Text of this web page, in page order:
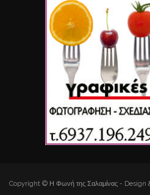
Copyright © Η Φωνή της Σαλαμίνας -